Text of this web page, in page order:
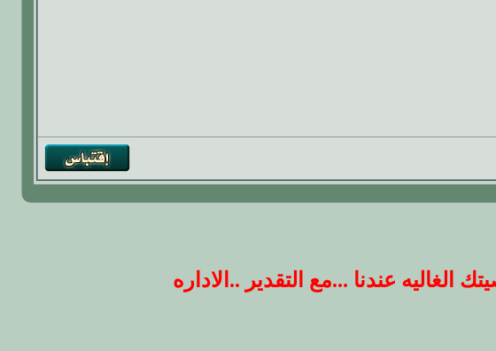
عندنا ...مع التقدير ..الاداره